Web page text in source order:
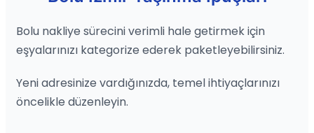
Bolu nakliye sürecini verimli hale getirmek için
eşyalarınızı kategorize ederek paketleyebilirsiniz.
Yeni adresinize vardığınızda, temel ihtiyaçlarınızı
öncelikle düzenleyin.